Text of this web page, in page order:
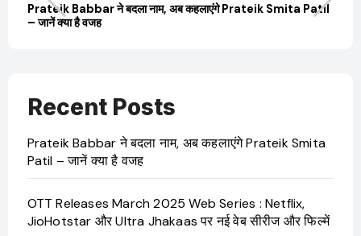
OTT Releases March 2025 Web Series : Netflix,
JioHotstar और Ultra Jhakaas पर नई वेब सीरीज और फिल्में
Recent Posts
Prateik Babbar ने बदला नाम, अब कहलाएंगे Prateik Smita
Patil – जानें क्या है वजह
OTT Releases March 2025 Web Series : Netflix,
JioHotstar और Ultra Jhakaas पर नई वेब सीरीज और फिल्में